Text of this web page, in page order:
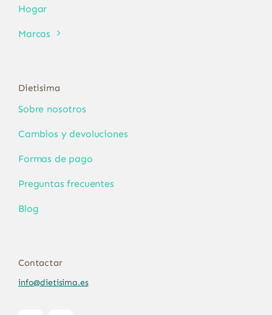
Hogar
Marcas
Dietisima
Sobre nosotros
Cambios y devoluciones
Formas de pago
Preguntas frecuentes
Blog
Contactar
info@dietisima.es